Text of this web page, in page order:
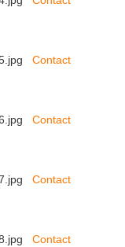
Contact
Contact
Contact
Contact